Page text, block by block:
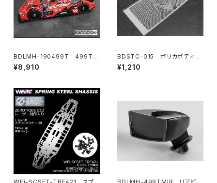
BDLMH-190499T 499T
クリアハイパーカーボディ 1/10
190mm タミヤ TT-02用 ライ
¥8,910
BDSTC-015 ポリカボディ塗
装用ステンシル 【Wave Mes
hs】
¥1,210